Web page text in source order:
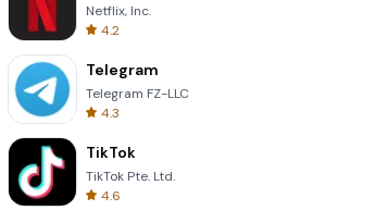
Netflix, Inc.
4.2
Telegram
Telegram FZ-LLC
4.3
TikTok
TikTok Pte. Ltd.
4.6